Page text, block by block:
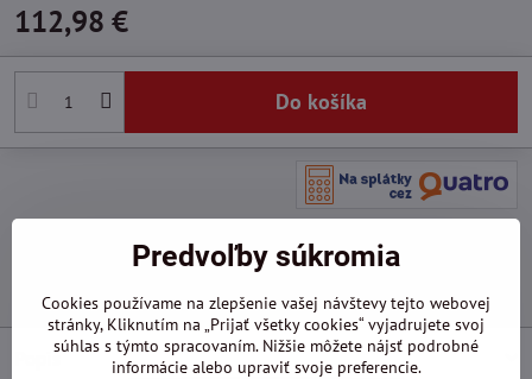
112,98 €
Do košíka
Pridať k Obľúbeným Otázka k produktu
Doručenia
Popis
Predvoľby súkromia
Cookies používame na zlepšenie vašej návštevy tejto webovej
stránky, Kliknutím na „Prijať všetky cookies“ vyjadrujete svoj
súhlas s týmto spracovaním. Nižšie môžete nájsť podrobné
informácie alebo upraviť svoje preferencie.